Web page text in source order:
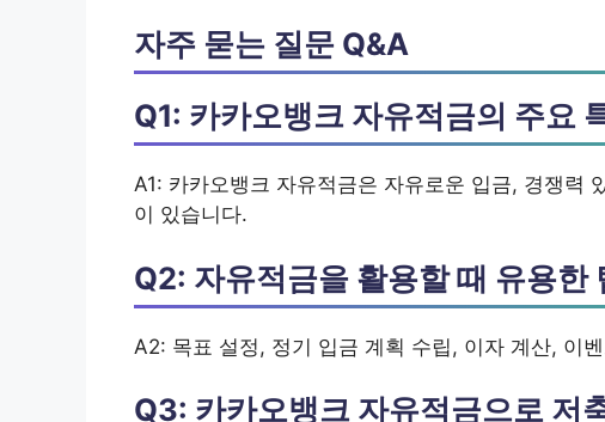
자주 묻는 질문 Q&A
Q1: 카카오뱅크 자유적금의 주요
A1: 카카오뱅크 자유적금은 자유로운 입금, 경쟁력
이 있습니다.
Q2: 자유적금을 활용할 때 유용한
A2: 목표 설정, 정기 입금 계획 수립, 이자 계산, 이
Q3: 카카오뱅크 자유적금으로 저